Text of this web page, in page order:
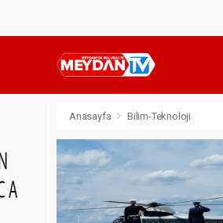
Anasayfa Bilim-Teknoloji